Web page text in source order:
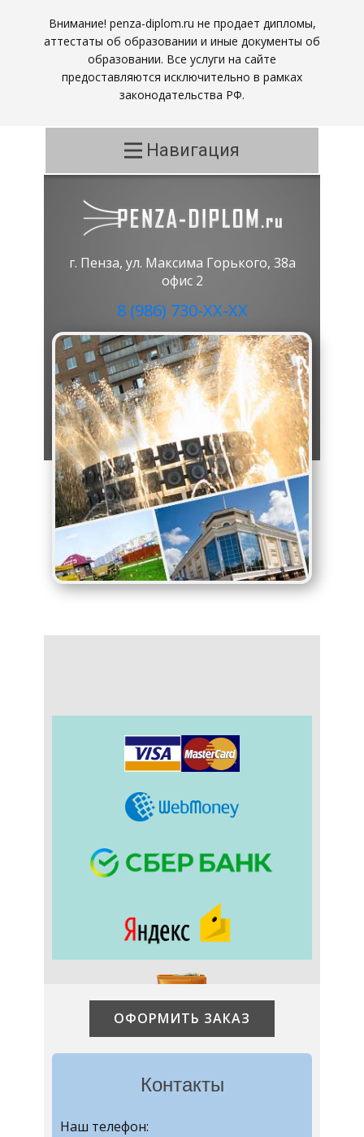
Внимание! penza-diplom.ru не продает дипломы,
аттестаты об образовании и иные документы об
образовании. Все услуги на сайте
предоставляются исключительно в рамках
законодательства РФ.
Навигация
г. Пенза, ул. Максима Горького, 38а
офис 2
8 (986) 730-ХХ-ХХ
ОФОРМИТЬ ЗАКАЗ
Контакты
Наш телефон: